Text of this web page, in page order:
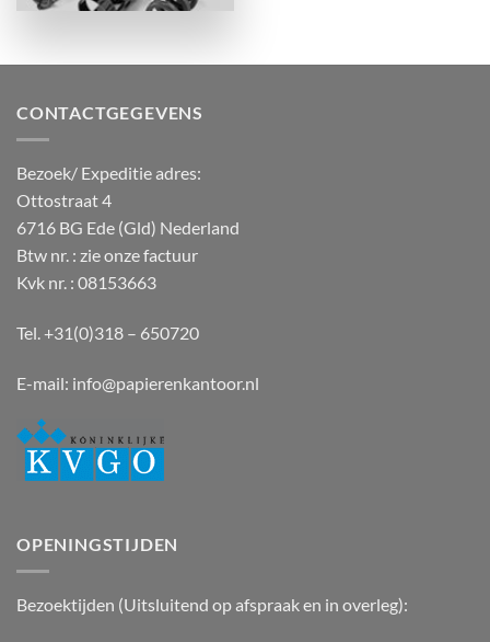
CONTACTGEGEVENS
Bezoek/ Expeditie adres:
Ottostraat 4
6716 BG Ede (Gld) Nederland
Btw nr. : zie onze factuur
Kvk nr. : 08153663
Tel. +31(0)318 – 650720
E-mail: info@papierenkantoor.nl
OPENINGSTIJDEN
Bezoektijden (Uitsluitend op afspraak en in overleg):